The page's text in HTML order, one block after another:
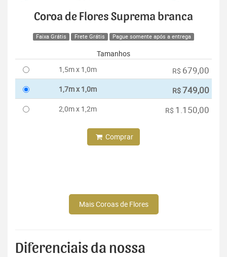
Coroa de Flores Suprema branca
Faixa Grátis Frete Grátis Pague somente após a entrega
Tamanhos
1,5m x 1,0m
R$ 679,00
1,7m x 1,0m R$749,00
2,0m x 1,2m R$ 1.150,00
Comprar
Mais Coroas de Flores
Diferenciais da nossa